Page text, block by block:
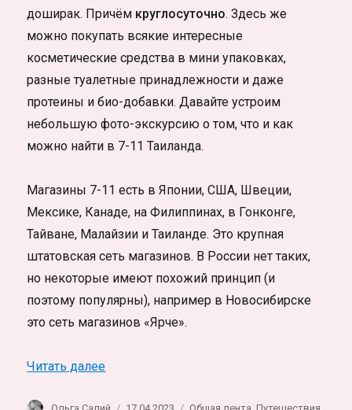
доширак. Причём круглосуточно. Здесь же
можно покупать всякие интересные
косметические средства в мини упаковках,
разные туалетные принадлежности и даже
протеины и био-добавки. Давайте устроим
небольшую фото-экскурсию о том, что и как
можно найти в 7-11 Таиланда.
Магазины 7-11 есть в Японии, США, Швеции,
Мексике, Канаде, на Филиппинах, в Гонконге,
Тайване, Малайзии и Таиланде. Это крупная
штатовская сеть магазинов. В России нет таких,
но некоторые имеют похожий принцип (и
поэтому популярны), например в Новосибирске
это сеть магазинов «Ярче».
Читать далее«Лайфхак магазинов 7-11 в Таиланде:
Автор ОпубликованоРубрики